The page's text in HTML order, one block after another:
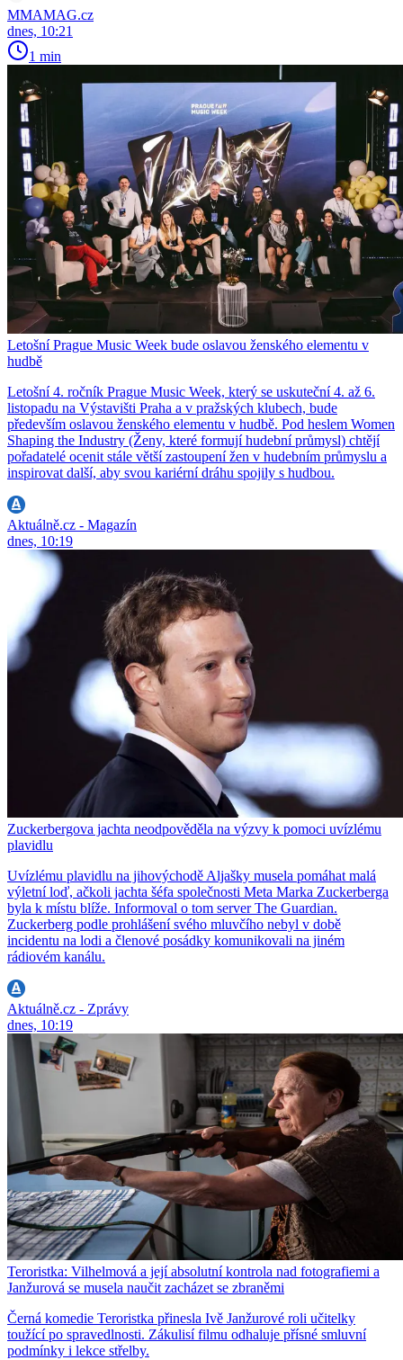
MMAMAG.cz
dnes, 10:21
1 min
Letošní Prague Music Week bude oslavou ženského elementu v
hudbě
Letošní 4. ročník Prague Music Week, který se uskuteční 4. až 6.
listopadu na Výstavišti Praha a v pražských klubech, bude
především oslavou ženského elementu v hudbě. Pod heslem Women
Shaping the Industry (Ženy, které formují hudební průmysl) chtějí
pořadatelé ocenit stále větší zastoupení žen v hudebním průmyslu a
inspirovat další, aby svou kariérní dráhu spojily s hudbou.
Aktuálně.cz - Magazín
dnes, 10:19
Zuckerbergova jachta neodpověděla na výzvy k pomoci uvízlému
plavidlu
Uvízlému plavidlu na jihovýchodě Aljašky musela pomáhat malá
výletní loď, ačkoli jachta šéfa společnosti Meta Marka Zuckerberga
byla k místu blíže. Informoval o tom server The Guardian.
Zuckerberg podle prohlášení svého mluvčího nebyl v době
incidentu na lodi a členové posádky komunikovali na jiném
rádiovém kanálu.
Aktuálně.cz - Zprávy
dnes, 10:19
Teroristka: Vilhelmová a její absolutní kontrola nad fotografiemi a
Janžurová se musela naučit zacházet se zbraněmi
Černá komedie Teroristka přinesla Ivě Janžurové roli učitelky
toužící po spravedlnosti. Zákulisí filmu odhaluje přísné smluvní
podmínky i lekce střelby.